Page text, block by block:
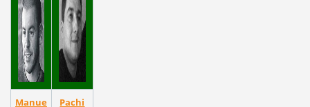
Manue
Pachi